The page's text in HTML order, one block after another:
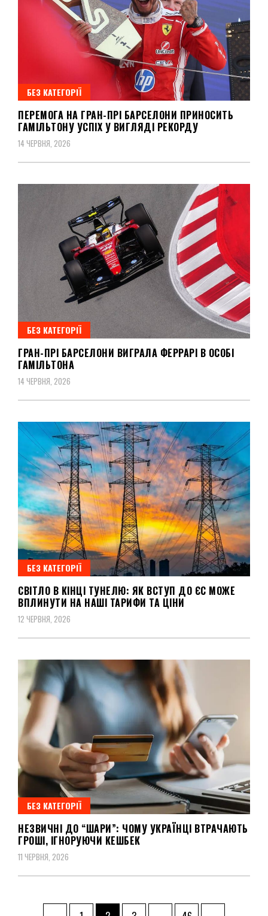
БЕЗ КАТЕГОРІЇ
ПЕРЕМОГА НА ГРАН-ПРІ БАРСЕЛОНИ ПРИНОСИТЬ
ГАМІЛЬТОНУ УСПІХ У ВИГЛЯДІ РЕКОРДУ
14 ЧЕРВНЯ, 2026
БЕЗ КАТЕГОРІЇ
ГРАН-ПРІ БАРСЕЛОНИ ВИГРАЛА ФЕРРАРІ В ОСОБІ
ГАМІЛЬТОНА
14 ЧЕРВНЯ, 2026
БЕЗ КАТЕГОРІЇ
СВІТЛО В КІНЦІ ТУНЕЛЮ: ЯК ВСТУП ДО ЄС МОЖЕ
ВПЛИНУТИ НА НАШІ ТАРИФИ ТА ЦІНИ
12 ЧЕРВНЯ, 2026
БЕЗ КАТЕГОРІЇ
НЕЗВИЧНІ ДО “ШАРИ”: ЧОМУ УКРАЇНЦІ ВТРАЧАЮТЬ
ГРОШІ, ІГНОРУЮЧИ КЕШБЕК
11 ЧЕРВНЯ, 2026